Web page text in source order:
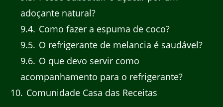
adoçante natural?
9.4 Como fazer a espuma de coco?
9.5 O refrigerante de melancia é saudável?
9.6 O que devo servir como
acompanhamento para o refrigerante?
10 Comunidade Casa das Receitas